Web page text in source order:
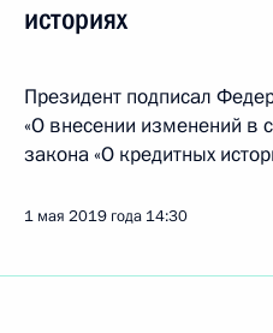
историях
Президент подписал
«О внесении изменений в
закона «О кредитных
1 мая 2019 года 14:30